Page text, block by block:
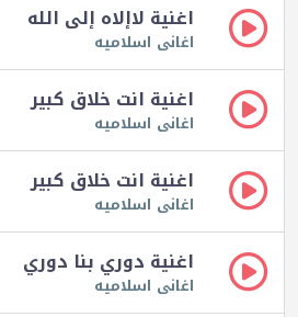
اغنية لاإلاه إلى الله
اغانى اسلاميه
اغنية انت خلاق كبير
اغانى اسلاميه
اغنية انت خلاق كبير
اغانى اسلاميه
اغنية دوري بنا دوري
اغانى اسلاميه